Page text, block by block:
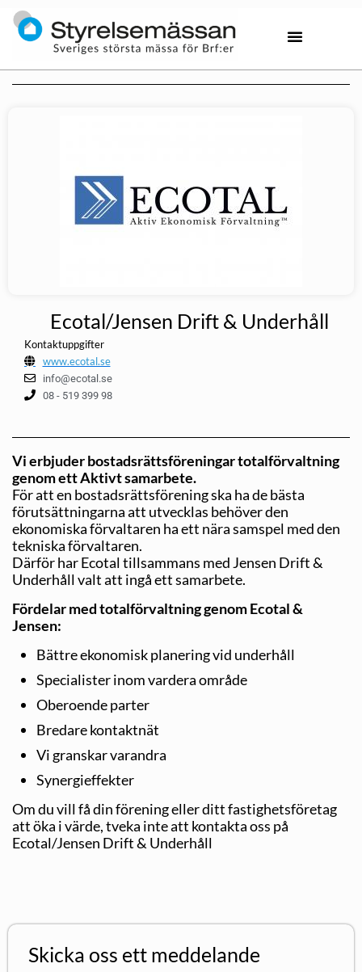
Ecotal/Jensen Drift & Underhåll
Kontaktuppgifter
www.ecotal.se
info@ecotal.se
08 - 519 399 98
Vi erbjuder bostadsrättsföreningar totalförvaltning
genom ett Aktivt samarbete.
För att en bostadsrättsförening ska ha de bästa
förutsättningarna att utvecklas behöver den
ekonomiska förvaltaren ha ett nära samspel med den
tekniska förvaltaren.
Därför har Ecotal tillsammans med Jensen Drift &
Underhåll valt att ingå ett samarbete.
Fördelar med totalförvaltning genom Ecotal &
Jensen:
Bättre ekonomisk planering vid underhåll
Specialister inom vardera område
Oberoende parter
Bredare kontaktnät
Vi granskar varandra
Synergieffekter
Om du vill få din förening eller ditt fastighetsföretag
att öka i värde, tveka inte att kontakta oss på
Ecotal/Jensen Drift & Underhåll
Skicka oss ett meddelande